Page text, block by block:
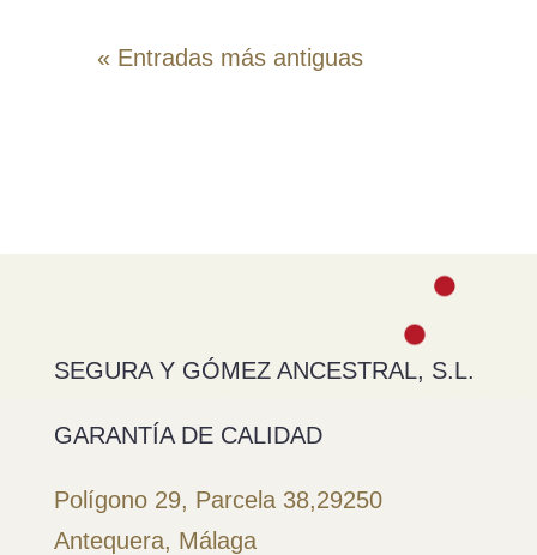
« Entradas más antiguas
SEGURA Y GÓMEZ ANCESTRAL, S.L.
GARANTÍA DE CALIDAD
Polígono 29, Parcela 38,29250
Antequera, Málaga